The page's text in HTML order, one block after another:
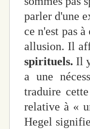
parler d'une
ce n'est pas
allusion. Il
spirituels. Il
a une
traduire
relative à «
Hegel